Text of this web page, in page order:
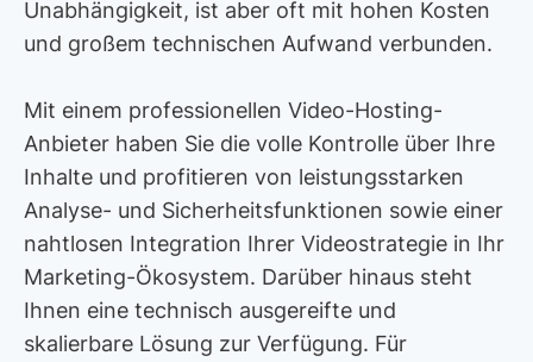
Unabhängigkeit, ist aber oft mit hohen Kosten
und großem technischen Aufwand verbunden.
Mit einem professionellen Video-Hosting-
Anbieter haben Sie die volle Kontrolle über Ihre
Inhalte und profitieren von leistungsstarken
Analyse- und Sicherheitsfunktionen sowie einer
nahtlosen Integration Ihrer Videostrategie in Ihr
Marketing-Ökosystem. Darüber hinaus steht
Ihnen eine technisch ausgereifte und
skalierbare Lösung zur Verfügung. Für